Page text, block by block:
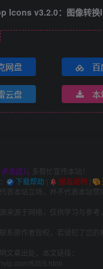
Icons v3.2.0：图像转换
网盘
云盘 本
点击这儿 多帮忙宣传本站！
下载帮助 报毒说明 |
表本站立场，并不代表本站赞
来源于网络，仅供学习与参考
系原作者授权，若侵犯了您的
文章出处，本文链接：
6355.html